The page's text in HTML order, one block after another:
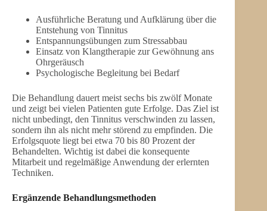
Ausführliche Beratung und Aufklärung über die
Entstehung von Tinnitus
Entspannungsübungen zum Stressabbau
Einsatz von Klangtherapie zur Gewöhnung ans
Ohrgeräusch
Psychologische Begleitung bei Bedarf
Die Behandlung dauert meist sechs bis zwölf Monate
und zeigt bei vielen Patienten gute Erfolge. Das Ziel ist
nicht unbedingt, den Tinnitus verschwinden zu lassen,
sondern ihn als nicht mehr störend zu empfinden. Die
Erfolgsquote liegt bei etwa 70 bis 80 Prozent der
Behandelten. Wichtig ist dabei die konsequente
Mitarbeit und regelmäßige Anwendung der erlernten
Techniken.
Ergänzende Behandlungsmethoden